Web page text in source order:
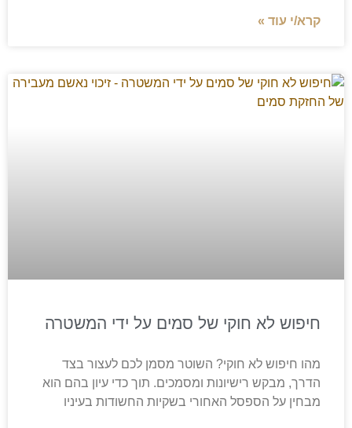
קרא/י עוד »
חיפוש לא חוקי של סמים על ידי המשטרה
מהו חיפוש לא חוקי? השוטר מסמן לכם לעצור בצד
הדרך, מבקש רישיונות ומסמכים. תוך כדי עיון בהם הוא
מבחין על הספסל האחורי בשקיות החשודות בעיניו